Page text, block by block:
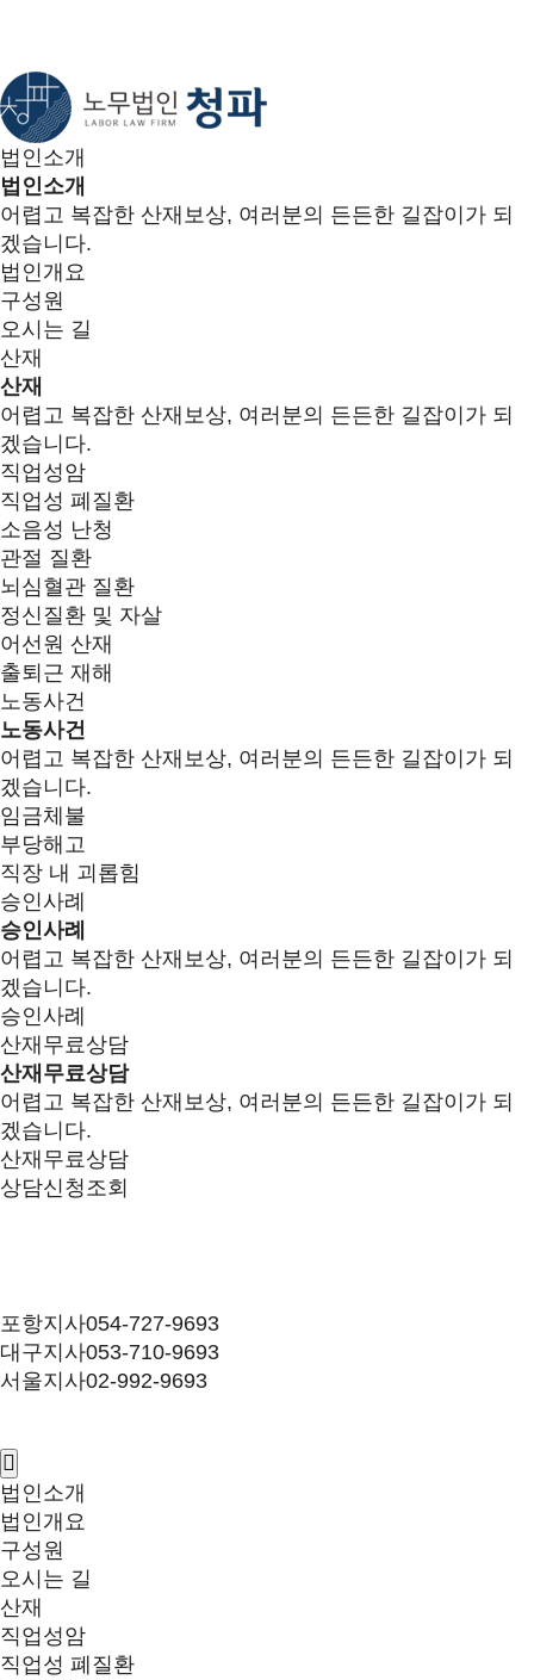
법인소개
법인소개
어렵고 복잡한 산재보상, 여러분의 든든한 길잡이가 되
겠습니다.
법인개요
구성원
오시는 길
산재
산재
어렵고 복잡한 산재보상, 여러분의 든든한 길잡이가 되
겠습니다.
직업성암
직업성 폐질환
소음성 난청
관절 질환
뇌심혈관 질환
정신질환 및 자살
어선원 산재
출퇴근 재해
노동사건
노동사건
어렵고 복잡한 산재보상, 여러분의 든든한 길잡이가 되
겠습니다.
임금체불
부당해고
직장 내 괴롭힘
승인사례
승인사례
어렵고 복잡한 산재보상, 여러분의 든든한 길잡이가 되
겠습니다.
승인사례
산재무료상담
산재무료상담
어렵고 복잡한 산재보상, 여러분의 든든한 길잡이가 되
겠습니다.
산재무료상담
상담신청조회
포항지사054-727-9693
대구지사053-710-9693
서울지사02-992-9693
법인소개
법인개요
구성원
오시는 길
산재
직업성암
직업성 폐질환